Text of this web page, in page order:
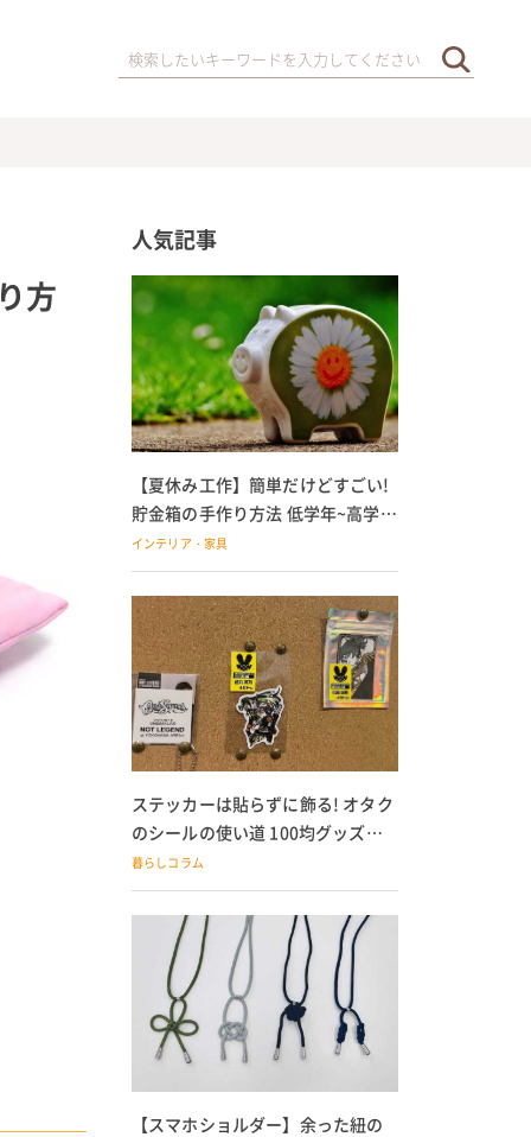
方
人気記事
【夏休み工作】簡単だけどすごい!
貯金箱の手作り方法 低学年~高学年
の子どもにも
インテリア・家具
ステッカーは貼らずに飾る! オタク
のシールの使い道 100均グッズで
の飾り方も
暮らしコラム
【スマホショルダー】余った紐の